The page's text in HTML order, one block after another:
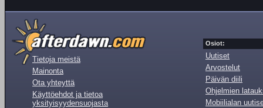
Tietoja meistä
Mainonta
Ota yhteyttä
Käyttöehdot ja tietoa
yksityisyydensuojasta
Osiot:
Uutiset
Arvostelut
Päivän diili
Ohjelmien
Mobiilialan